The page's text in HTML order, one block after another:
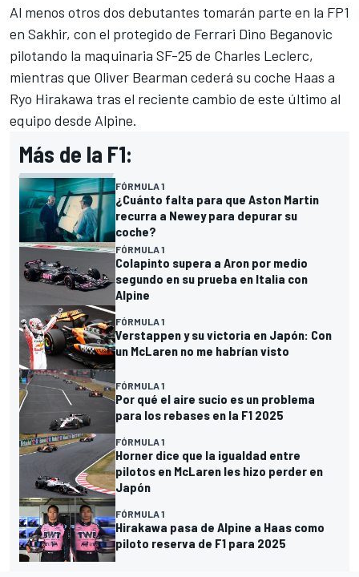
Al menos otros dos debutantes tomarán parte en la FP1
en Sakhir, con el protegido de Ferrari Dino Beganovic
pilotando la maquinaria SF-25 de Charles Leclerc,
mientras que Oliver Bearman cederá su coche Haas a
Ryo Hirakawa tras el reciente cambio de este último al
equipo desde Alpine.
Más de la F1:
FÓRMULA 1
¿Cuánto falta para que Aston Martin
recurra a Newey para depurar su
coche?
FÓRMULA 1
Colapinto supera a Aron por medio
segundo en su prueba en Italia con
Alpine
FÓRMULA 1
Verstappen y su victoria en Japón: Con
un McLaren no me habrían visto
FÓRMULA 1
Por qué el aire sucio es un problema
para los rebases en la F1 2025
FÓRMULA 1
Horner dice que la igualdad entre
pilotos en McLaren les hizo perder en
Japón
FÓRMULA 1
Hirakawa pasa de Alpine a Haas como
piloto reserva de F1 para 2025